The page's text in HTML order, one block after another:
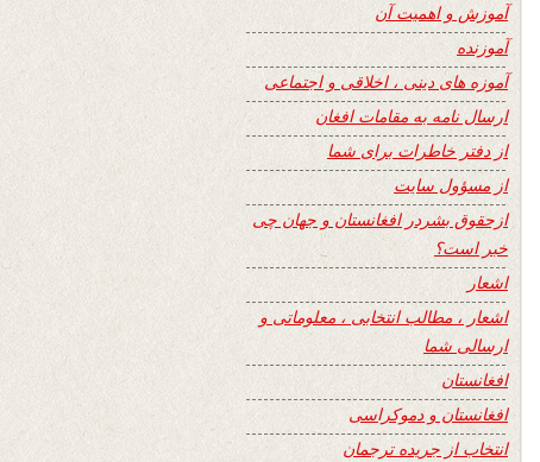
آموزش و اهمیت آن
آموزنده
آموزه های دینی ، اخلاقی و اجتماعی
ارسال نامه به مقامات افغان
از دفتر خاطرات برای شما
از مسؤول سایت
ازحقوق بشردر افغانستان و جهان چی
خبر است؟
اشعار
اشعار ، مطالب انتخابی ، معلوماتی و
ارسالی شما
افغانستان
افغانستان و دموکراسی
انتخاب از جریده ترجمان